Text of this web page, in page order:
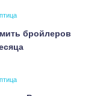
бройлеров